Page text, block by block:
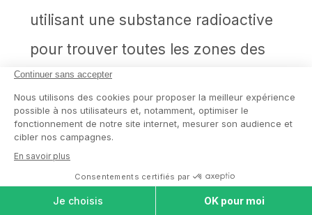
utilisant une substance radioactive
pour trouver toutes les zones des
poumons où la circulation de
l’oxygène et du sang est perturbée par
un caillot sanguin,
écho-doppler des veines des
membres inférieurs
: pour chercher
MAISONS DE